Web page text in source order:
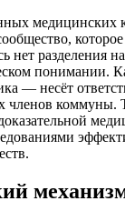
медицинских
нет разделения
понимании.
— несёт
членов коммуны.